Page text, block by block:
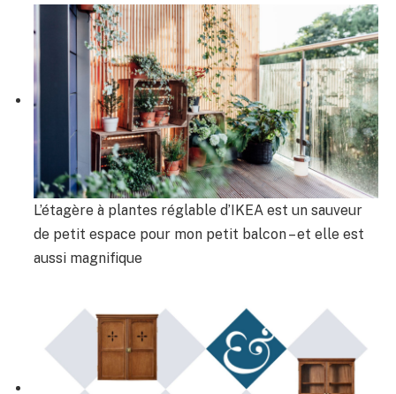
L’étagère à plantes réglable d’IKEA est un sauveur
de petit espace pour mon petit balcon – et elle est
aussi magnifique